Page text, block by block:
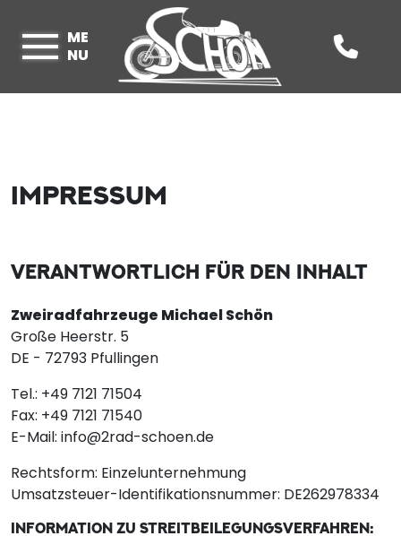
ME
NU
IMPRESSUM
VERANTWORTLICH FÜR DEN INHALT
Zweiradfahrzeuge Michael Schön
Große Heerstr. 5
DE - 72793 Pfullingen
Tel.: +49 7121 71504
Fax: +49 7121 71540
E-Mail: info@2rad-schoen.de
Rechtsform: Einzelunternehmung
Umsatzsteuer-Identifikationsnummer: DE262978334
INFORMATION ZU STREITBEILEGUNGSVERFAHREN: